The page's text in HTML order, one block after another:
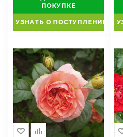
ПОКУПКЕ
УЗНАТЬ О ПОСТУПЛЕНИИ